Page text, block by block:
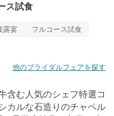
ス試食
露宴
フルコース試食
他のブライダルフェアを探す
含む人気のシェフ特選コ
カルな石造りのチャペル